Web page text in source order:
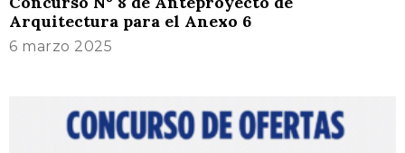
Arquitectura para el Anexo 6
6 marzo 2025